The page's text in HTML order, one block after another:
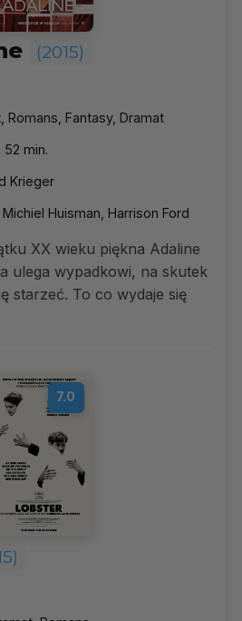
(2015)
Romans, Fantasy, Dramat
52 min.
Krieger
Huisman, Harrison Ford
XX wieku piękna Adaline
ulega wypadkowi, na skutek
starzeć. To co wydaje się
7.0